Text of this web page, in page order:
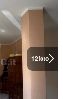
12foto